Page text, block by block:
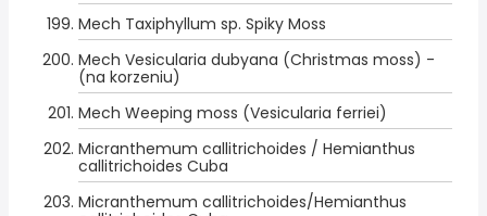
Mech Taxiphyllum sp. Spiky Moss
Mech Vesicularia dubyana (Christmas moss) -
(na korzeniu)
Mech Weeping moss (Vesicularia ferriei)
Micranthemum callitrichoides / Hemianthus
callitrichoides Cuba
Micranthemum callitrichoides/Hemianthus